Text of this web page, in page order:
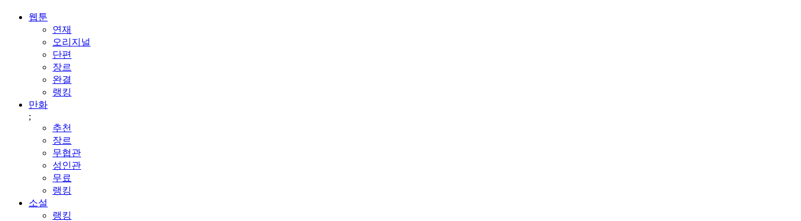
웹툰
연재
오리지널
단편
장르
완결
랭킹
만화
;
추천
장르
무협관
성인관
무료
랭킹
소설
랭킹